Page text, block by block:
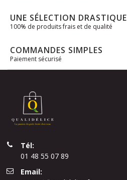
UNE SÉLECTION DRASTIQUE
100% de produits frais et de qualité
COMMANDES SIMPLES
Paiement sécurisé
Tél:
01 48 55 07 89
Email: